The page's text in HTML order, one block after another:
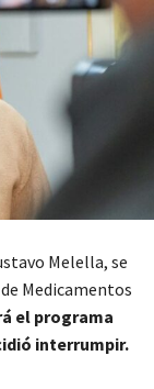
Melella, se
Medicamentos
el programa
interrumpir.